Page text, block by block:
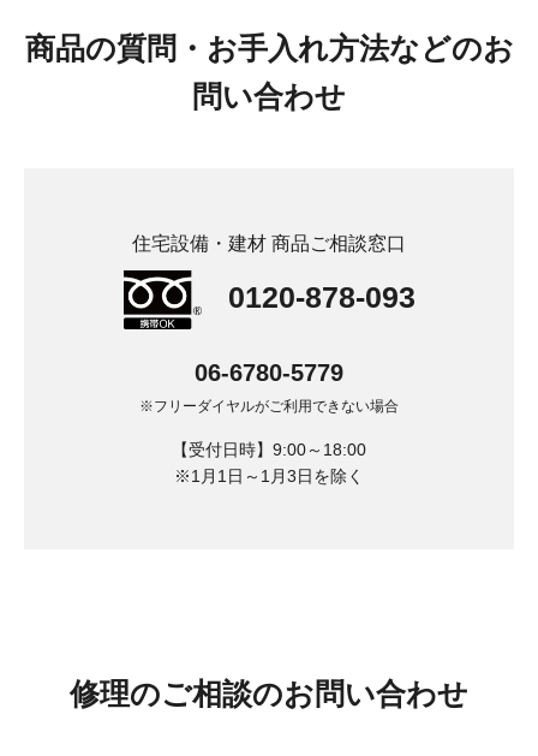
商品の質問・お手入れ方法などのお
問い合わせ
住宅設備・建材 商品ご相談窓口
0120-878-093
06-6780-5779
※フリーダイヤルがご利用できない場合
【受付日時】9:00～18:00
※1月1日～1月3日を除く
修理のご相談のお問い合わせ